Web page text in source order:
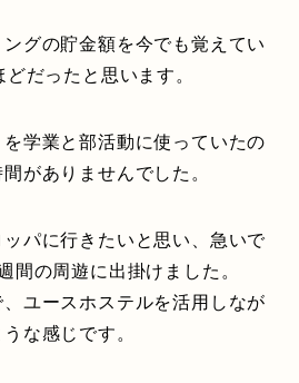
グの貯金額を今でも覚えてい
だったと思います。
学業と部活動に使っていたの
がありませんでした。
パに行きたいと思い、急いで
間の周遊に出掛けました。
ユースホステルを活用しなが
な感じです。